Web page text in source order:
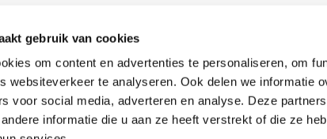
gebruik van cookies
om content en advertenties te personaliseren, om
websiteverkeer te analyseren. Ook delen we informatie
voor social media, adverteren en analyse. Deze
informatie die u aan ze heeft verstrekt of die ze